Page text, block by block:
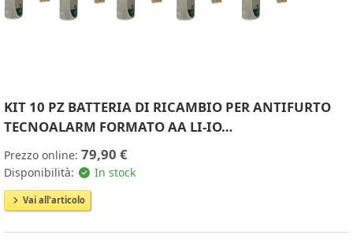
KIT 10 PZ BATTERIA DI RICAMBIO PER ANTIFURTO
TECNOALARM FORMATO AA LI-IO…
Prezzo online: 79,90 €
Disponibilità: In stock
Vai all'articolo